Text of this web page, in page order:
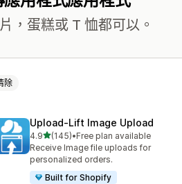
，蛋糕或 T 恤都可以。
除
Upload‑Lift Image Upload
4.9滿分 5 顆星
(145)
共有 145 則評價
•Free plan available
Receive Image file uploads for
personalized orders.
Built for Shopify